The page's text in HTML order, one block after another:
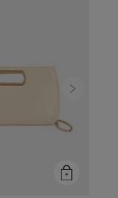
Next